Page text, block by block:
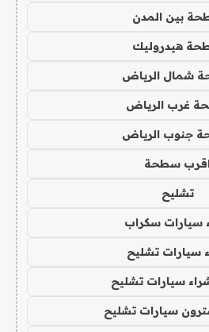
بين المدن
هيدروليك
شمال الرياض
غرب الرياض
جنوب الرياض
سطحة
تشليح
سيارات سكراب
سيارات تشليح
سيارات تشليح
سيارات تشليح